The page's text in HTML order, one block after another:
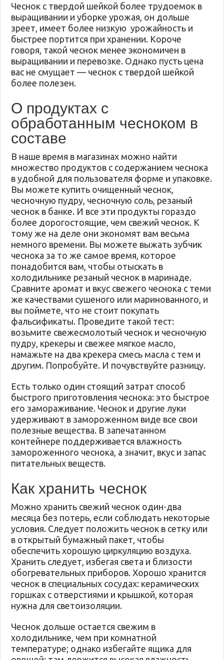
Чеснок с твердой шейкой более трудоемок в
выращивании и уборке урожая, он дольше
зреет, имеет более низкую урожайность и
быстрее портится при хранении. Короче
говоря, такой чеснок менее экономичен в
выращивании и перевозке. Однако пусть цена
вас не смущает — чеснок с твердой шейкой
более полезен.
О продуктах с
обработанным чесноком в
составе
В наше время в магазинах можно найти
множество продуктов с содержанием чеснока
в удобной для пользователя форме и упаковке.
Вы можете купить очищенный чеснок,
чесночную пудру, чесночную соль, резаный
чеснок в банке. И все эти продукты гораздо
более дорогостоящие, чем свежий чеснок. К
тому же на деле они экономят вам весьма
немного времени. Вы можете выжать зубчик
чеснока за то же самое время, которое
понадобится вам, чтобы отыскать в
холодильнике резаный чеснок в маринаде.
Сравните аромат и вкус свежего чеснока с теми
же качествами сушеного или маринованного, и
вы поймете, что не стоит покупать
фальсификаты. Проведите такой тест:
возьмите свежесмолотый чеснок и чесночную
пудру, крекеры и свежее мягкое масло,
намажьте на два крекера смесь масла с тем и
другим. Попробуйте. И почувствуйте разницу.
Есть только один стоящий затрат способ
быстрого приготовления чеснока: это быстрое
его замораживание. Чеснок и другие луки
удерживают в замороженном виде все свои
полезные вещества. В запечатанном
контейнере поддерживается влажность
замороженного чеснока, а значит, вкус и запас
питательных веществ.
Как хранить чеснок
Можно хранить свежий чеснок один-два
месяца без потерь, если соблюдать некоторые
условия. Следует положить чеснок в сетку или
в открытый бумажный пакет, чтобы
обеспечить хорошую циркуляцию воздуха.
Хранить следует, избегая света и близости
обогревательных приборов. Хорошо хранится
чеснок в специальных сосудах: керамических
горшках с отверстиями и крышкой, которая
нужна для светоизоляции.
Чеснок дольше остается свежим в
холодильнике, чем при комнатной
температуре; однако избегайте ящика для